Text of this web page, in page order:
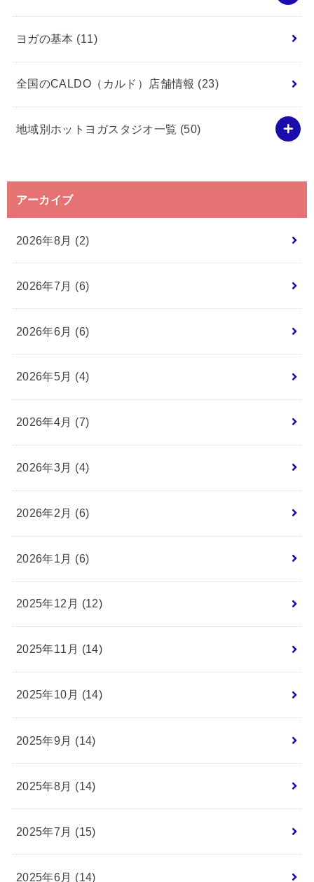
ヨガの基本 (11)
全国のCALDO（カルド）店舗情報 (23)
地域別ホットヨガスタジオ一覧 (50)
アーカイブ
2026年8月 (2)
2026年7月 (6)
2026年6月 (6)
2026年5月 (4)
2026年4月 (7)
2026年3月 (4)
2026年2月 (6)
2026年1月 (6)
2025年12月 (12)
2025年11月 (14)
2025年10月 (14)
2025年9月 (14)
2025年8月 (14)
2025年7月 (15)
2025年6月 (14)